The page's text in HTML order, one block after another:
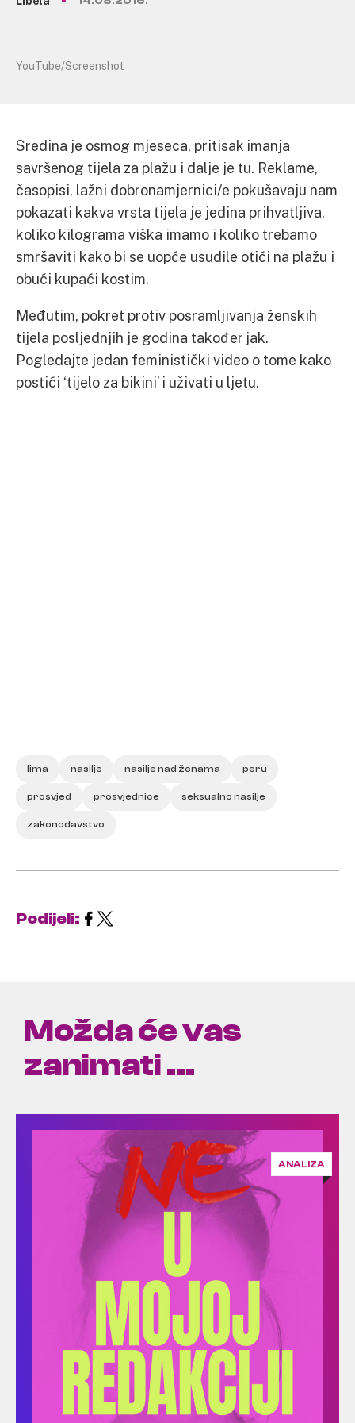
YouTube/Screenshot
Sredina je osmog mjeseca, pritisak imanja
savršenog tijela za plažu i dalje je tu. Reklame,
časopisi, lažni dobronamjernici/e pokušavaju nam
pokazati kakva vrsta tijela je jedina prihvatljiva,
koliko kilograma viška imamo i koliko trebamo
smršaviti kako bi se uopće usudile otići na plažu i
obući kupaći kostim.
Međutim, pokret protiv posramljivanja ženskih
tijela posljednjih je godina također jak.
Pogledajte jedan feministički video o tome kako
postići ‘tijelo za bikini’ i uživati u ljetu.
lima nasilje nasilje nad ženama peru
prosvjed prosvjednice seksualno nasilje
zakonodavstvo
Podijeli:
Možda će vas
zanimati ...
ANALIZA